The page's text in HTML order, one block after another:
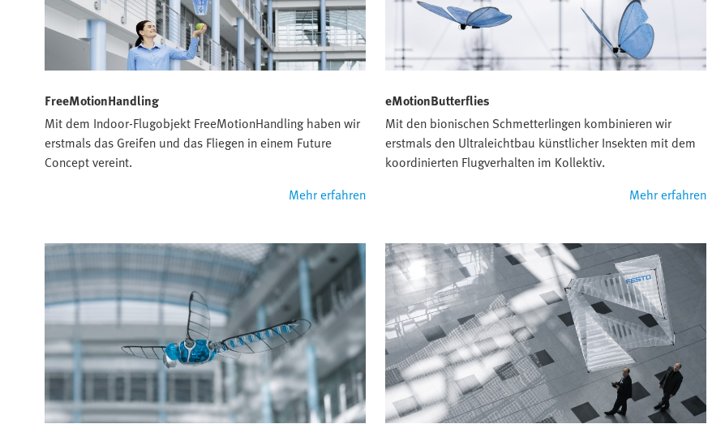
FreeMotionHandling
Mit dem Indoor-Flugobjekt FreeMotionHandling haben wir
erstmals das Greifen und das Fliegen in einem Future
Concept vereint.
Mehr erfahren
eMotionButterflies
Mit den bionischen Schmetterlingen kombinieren wir
erstmals den Ultraleichtbau künstlicher Insekten mit dem
koordinierten Flugverhalten im Kollektiv.
Mehr erfahren